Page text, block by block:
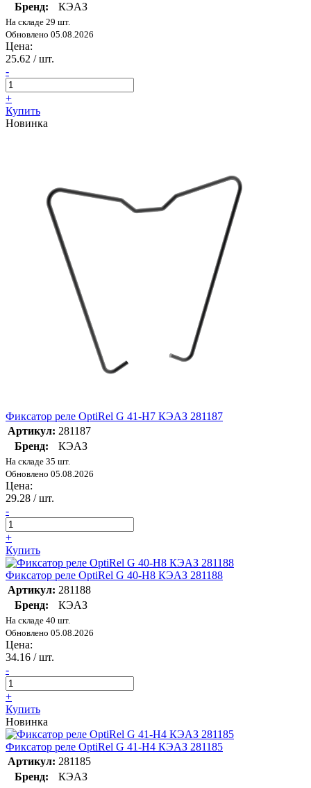
Бренд:
КЭАЗ
На складе 29 шт.
Обновлено 05.08.2026
Цена:
25.62 / шт.
-
+
Купить
Новинка
Фиксатор реле OptiRel G 41-H7 КЭАЗ 281187
Артикул: 281187
Бренд:
КЭАЗ
На складе 35 шт.
Обновлено 05.08.2026
Цена:
29.28 / шт.
-
+
Купить
Фиксатор реле OptiRel G 40-H8 КЭАЗ 281188
Артикул: 281188
Бренд:
КЭАЗ
На складе 40 шт.
Обновлено 05.08.2026
Цена:
34.16 / шт.
-
+
Купить
Новинка
Фиксатор реле OptiRel G 41-H4 КЭАЗ 281185
Артикул: 281185
Бренд:
КЭАЗ